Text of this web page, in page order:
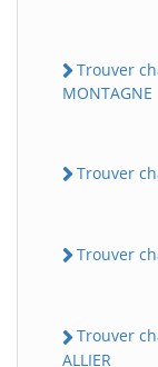
Trouver
MONTAGNE
Trouver
Trouver
Trouver
ALLIER